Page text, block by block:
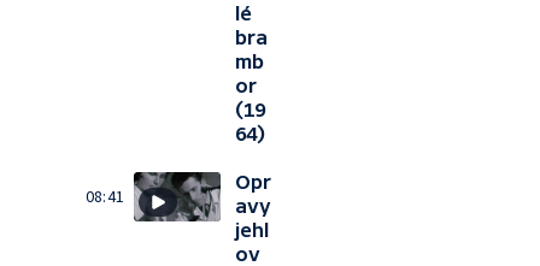
lé
bra
mb
or
(19
64)
08:41
Opr
avy
jehl
ov